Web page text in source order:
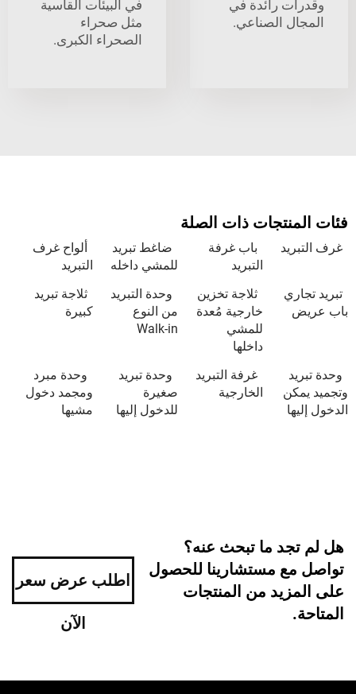
رائدة في
الصناعي.
في البيئات القاسية
مثل صحراء
الصحراء الكبرى.
ذات الصلة
باب غرفة
ضاغط تبريد
للمشي داخله
ألواح غرف
التبريد
ثلاجة تخزين
خارجية مُعدة
وحدة التبريد
من النوع
Walk-in
ثلاجة تبريد
كبيرة
غرفة التبريد
الخارجية
وحدة تبريد
صغيرة
للدخول إليها
وحدة مبرد
ومجمد دخول
مشيها
ما تبحث عنه؟
مستشارينا للحصول
من المنتجات
اطلب عرض سعر